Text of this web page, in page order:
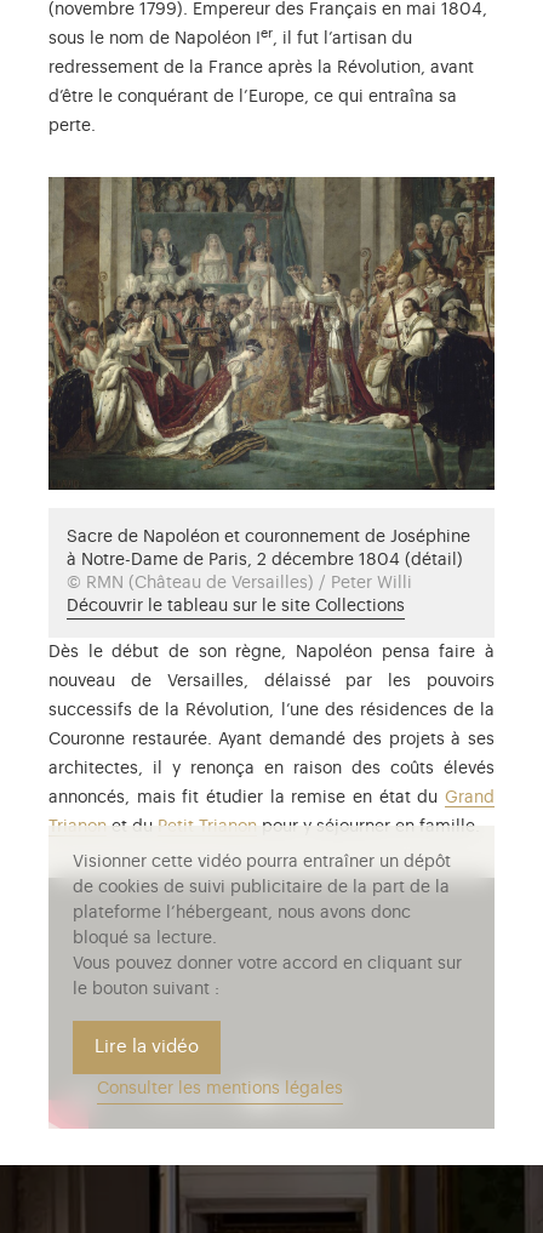
(novembre 1799). Empereur des Français en mai 1804,
sous le nom de Napoléon I
er, il fut l’artisan du
redressement de la France après la Révolution, avant
d’être le conquérant de l’Europe, ce qui entraîna sa
perte.
Sacre de Napoléon et couronnement de Joséphine
à Notre-Dame de Paris, 2 décembre 1804 (détail)
© RMN (Château de Versailles) / Peter Willi
Découvrir le tableau sur le site Collections
Dès le début de son règne, Napoléon pensa faire à
nouveau de Versailles, délaissé par les pouvoirs
successifs de la Révolution, l’une des résidences de la
Couronne restaurée. Ayant demandé des projets à ses
architectes, il y renonça en raison des coûts élevés
annoncés, mais fit étudier la remise en état du Grand
Trianon et du Petit Trianon pour y séjourner en famille.
Visionner cette vidéo pourra entraîner un dépôt
de cookies de suivi publicitaire de la part de la
plateforme l’hébergeant, nous avons donc
bloqué sa lecture.
Vous pouvez donner votre accord en cliquant sur
le bouton suivant :
Lire la vidéo
Consulter les mentions légales